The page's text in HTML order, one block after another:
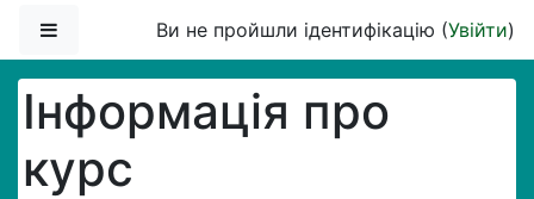
Бокова панельВи не пройшли ідентифікацію (Увійти)
Інформація про
курс